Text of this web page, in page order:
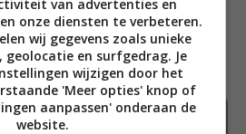
bij met doperwten en
voor zoete aardappel of
van advertenties en
onze diensten te verbeteren.
wij gegevens zoals unieke
geolocatie en surfgedrag. Je
wijzigen door het
'Meer opties' knop of
aanpassen' onderaan de
website.